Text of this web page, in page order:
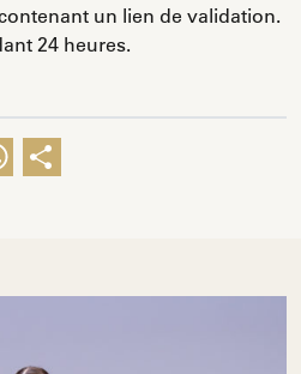
un lien de validation.
24 heures.
WhatsApp